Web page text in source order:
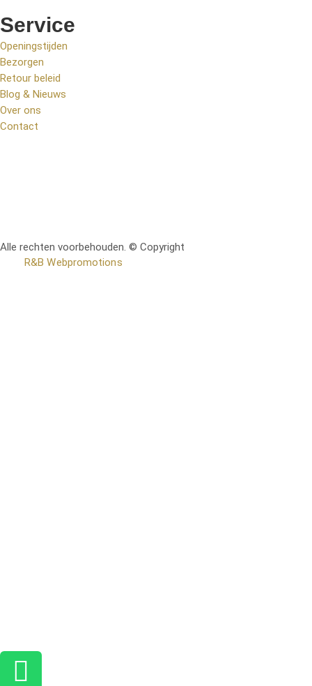
Service
Openingstijden
Bezorgen
Retour beleid
Blog & Nieuws
Over ons
Contact
Alle rechten voorbehouden. © Copyright
R&B Webpromotions